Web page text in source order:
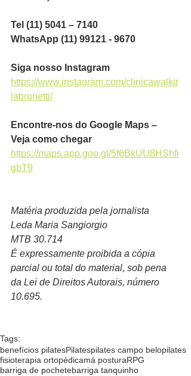
Tel (11) 5041 – 7140
WhatsApp (11) 99121 - 9670
Siga nosso Instagram
https://www.instagram.com/clinicawalkir
iabrunetti/
Encontre-nos do Google Maps –
Veja como chegar
https://maps.app.goo.gl/5f6BkUU8HShfi
gbT9
Matéria produzida pela jornalista
Leda Maria Sangiorgio
MTB 30.714
É expressamente proibida a cópia
parcial ou total do material, sob pena
da Lei de Direitos Autorais, número
10.695.
Tags:
benefícios pilatesPilatespilates campo belopilates
fisioterapia ortopédicamá posturaRPG
barriga de pochetebarriga tanquinho